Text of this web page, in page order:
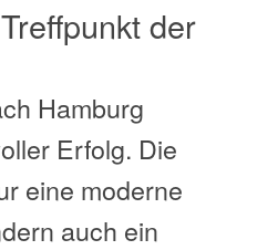
der
Hamburg
Erfolg. Die
eine moderne
auch ein